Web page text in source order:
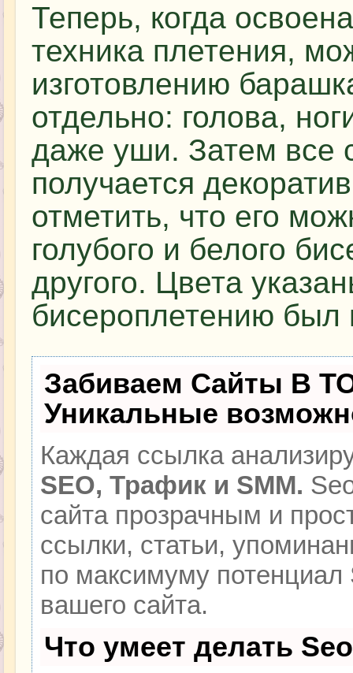
Теперь, когда
техника плетения,
изготовлению
отдельно: голова,
даже уши. Затем все
получается
отметить, что его
голубого и белого
другого. Цвета
бисероплетению был
Забиваем Сайты В
Уникальные
Каждая ссылка
SEO, Трафик и SMM.
сайта прозрачным и
ссылки, статьи,
по максимуму
вашего сайта.
Что умеет делать